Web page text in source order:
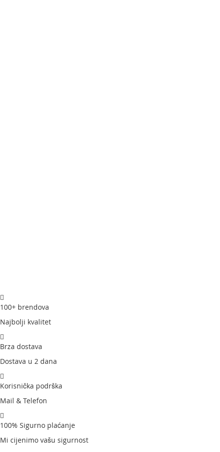
100+ brendova
Najbolji kvalitet
Brza dostava
Dostava u 2 dana
Korisnička podrška
Mail & Telefon
100% Sigurno plaćanje
Mi cijenimo vašu sigurnost